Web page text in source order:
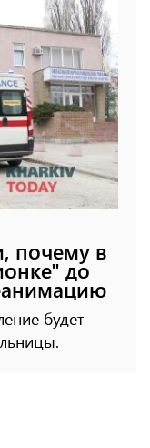
почему в
до
будет